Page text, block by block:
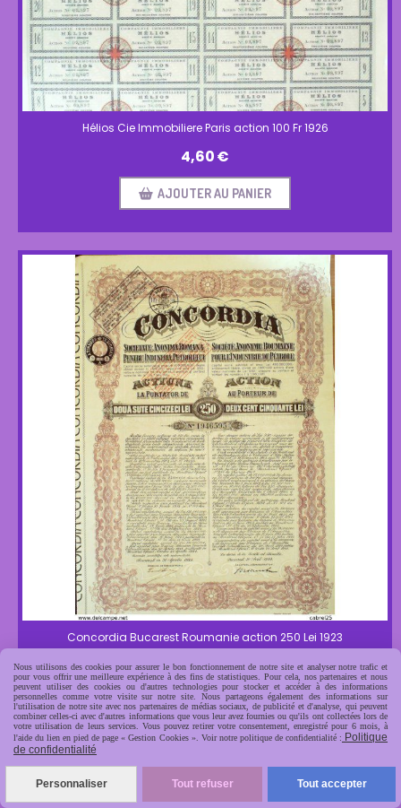
Hélios Cie Immobiliere Paris action 100 Fr 1926
4,60€
AJOUTER AU PANIER
Concordia Bucarest Roumanie action 250 Lei 1923
5,00€
AJOUTER AU PANIER
Nous utilisons des cookies pour assurer le bon fonctionnement de notre site et analyser notre trafic et
pour vous offrir une meilleure expérience à des fins de statistiques. Pour cela, nos partenaires et nous
peuvent utiliser des cookies ou d'autres technologies pour stocker et accéder à des informations
personnelles comme votre visite sur notre site. Nous partageons également des informations sur
l'utilisation de notre site avec nos partenaires de médias sociaux, de publicité et d'analyse, qui peuvent
combiner celles-ci avec d'autres informations que vous leur avez fournies ou qu'ils ont collectées lors de
votre utilisation de leurs services. Vous pouvez retirer votre consentement, enregistré pour 6 mois, à
l'aide du lien en pied de page « Gestion Cookies ». Voir notre politique de confidentialité : Politique
de confidentialité
Personnaliser Tout refuser Tout accepter